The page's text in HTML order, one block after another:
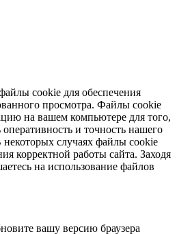
cookie для обеспечения
просмотра. Файлы cookie
на вашем компьютере для того,
и точность нашего
случаях файлы cookie
корректной работы сайта. Заходя
на использование файлов
вашу версию браузера